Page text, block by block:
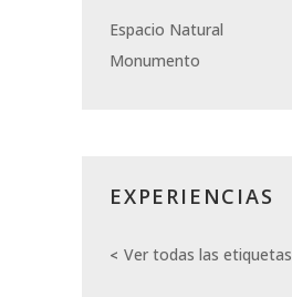
Espacio Natural
Monumento
EXPERIENCIAS
Ver todas las etiquetas